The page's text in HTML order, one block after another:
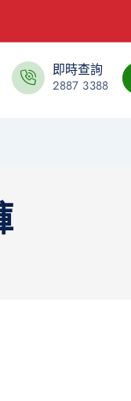
即時查詢
2887 3388